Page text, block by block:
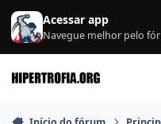
Ir para conteúdo
Acessar app
Navegue melhor pelo